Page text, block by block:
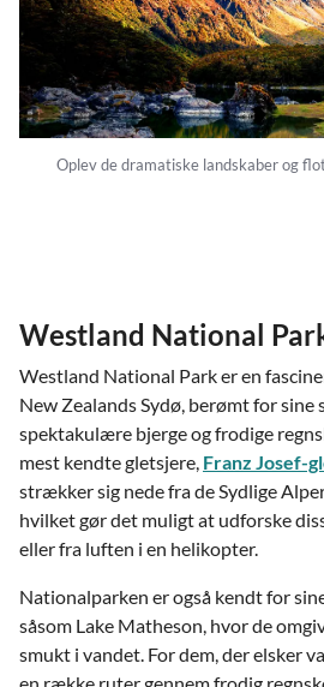
Oplev de dramatiske landskaber og
Westland National
Westland National Park er en
New Zealands Sydø, berømt for sine
spektakulære bjerge og frodige
mest kendte gletsjere, Franz Josef-
strækker sig nede fra de Sydlige
hvilket gør det muligt at udforske
eller fra luften i en helikopter.
Nationalparken er også kendt for
såsom Lake Matheson, hvor de
smukt i vandet. For dem, der elsker